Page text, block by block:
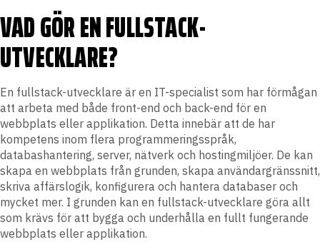
VAD GÖR EN FULLSTACK-
UTVECKLARE?
En fullstack-utvecklare är en IT-specialist som har förmågan
att arbeta med både front-end och back-end för en
webbplats eller applikation. Detta innebär att de har
kompetens inom flera programmeringsspråk,
databashantering, server, nätverk och hostingmiljöer. De kan
skapa en webbplats från grunden, skapa användargränssnitt,
skriva affärslogik, konfigurera och hantera databaser och
mycket mer. I grunden kan en fullstack-utvecklare göra allt
som krävs för att bygga och underhålla en fullt fungerande
webbplats eller applikation.